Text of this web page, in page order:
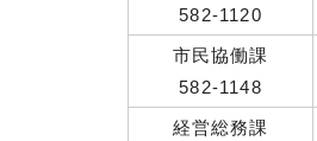
582-1120
市民協働課
582-1148
経営総務課